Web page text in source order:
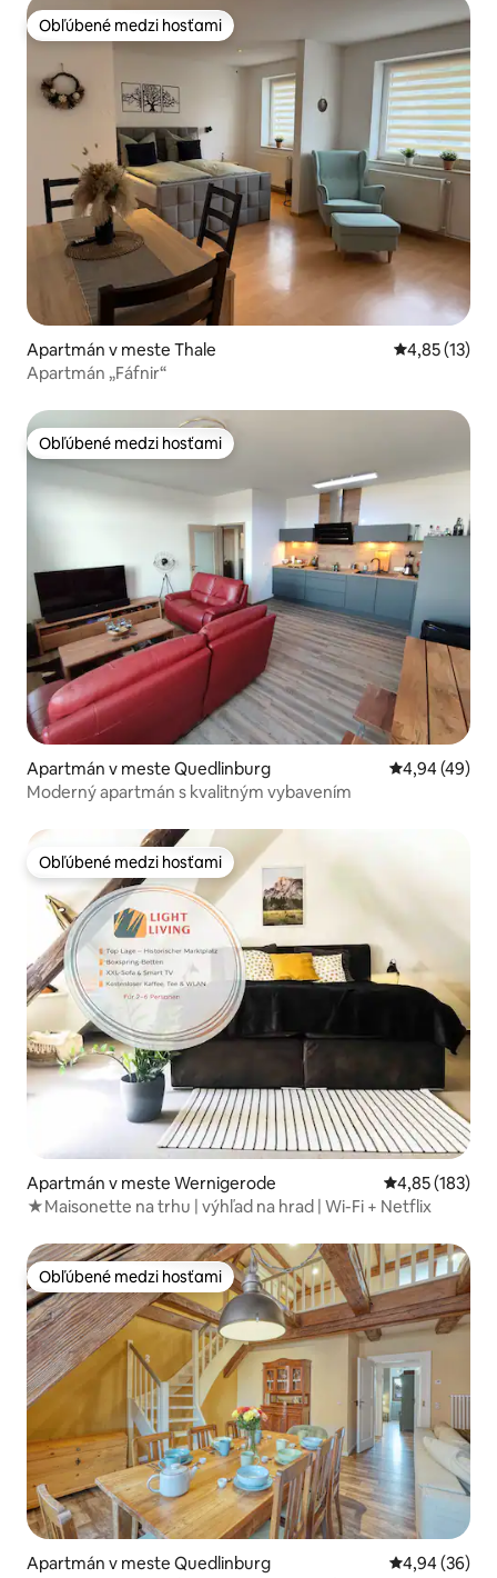
Obľúbené medzi hosťami
Obľúbené medzi hosťami
Apartmán v meste Thale Priemerné
4,85 (13)
Apartmán „Fáfnir“
Obľúbené medzi hosťami
Obľúbené medzi hosťami
Apartmán v meste Quedlinburg Priemerné
4,94 (49)
Moderný apartmán s kvalitným vybavením
Obľúbené medzi hosťami
Obľúbené medzi hosťami
Apartmán v meste Wernigerode Priemerné
4,85 (183)
★Maisonette na trhu | výhľad na hrad | Wi-Fi + Netflix
Obľúbené medzi hosťami
Obľúbené medzi hosťami
Apartmán v meste Quedlinburg Priemerné
4,94 (36)